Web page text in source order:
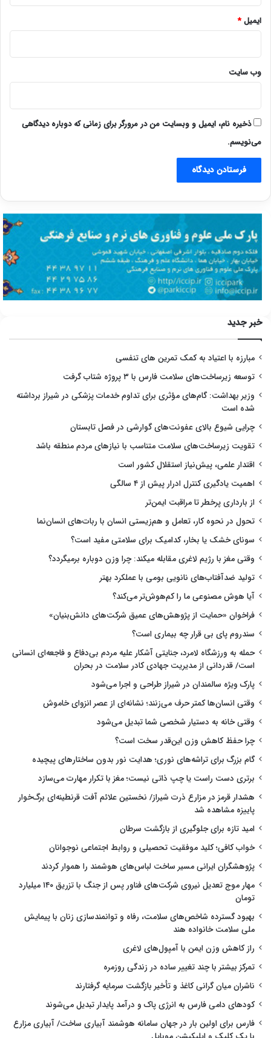
ایمیل*
وب‌ سایت
ذخیره نام، ایمیل و وبسایت من در مرورگر برای زمانی که دوباره دیدگاهی
می‌نویسم.
خبر جدید
مبارزه با اعتیاد به کمک تمرین های تنفسی
توسعه زیرساخت‌های سلامت فارس با ۳ پروژه شتاب گرفت
وزیر بهداشت: گام‌های مؤثری برای تداوم خدمات پزشکی در شیراز برداشته
شده است
چرایی شیوع بالای عفونت‌های گوارشی در فصل تابستان
تقویت زیرساخت‌های سلامت متناسب با نیازهای مردم منطقه باشد
اقتدار علمی، پیش‌نیاز استقلال کشور است
اهمیت یادگیری کنترل ادرار پیش از ۴ سالگی
از بارداری پرخطر تا مراقبت ایمن‌تر
تحول در نحوه کار، تعامل و هم‌زیستی انسان با ربات‌های انسان‌نما
سونای خشک یا بخار، کدامیک برای سلامتی مفید است؟
وقتی مغز با رژیم لاغری مقابله میکند: چرا وزن دوباره برمیگردد؟
تولید ضدآفتاب‌های نانویی بومی با عملکرد بهتر
آیا هوش مصنوعی ما را کم‌هوش‌تر می‌کند؟
فراخوان «حمایت از پژوهش‌های عمیق شرکت‌های دانش‌بنیان»
سندروم پای بی قرار چه بیماری است؟
حمله به ورزشگاه لامرد، جنایتی آشکار علیه مردم بی‌دفاع و فاجعه‌ای انسانی
است/ قدردانی از مدیریت جهادی کادر سلامت در بحران
پارک ویژه سالمندان در شیراز طراحی و اجرا می‌شود
وقتی انسان‌ها کمتر حرف می‌زنند؛ نشانه‌ای از عصر انزوای خاموش
وقتی خانه به دستیار شخصی شما تبدیل می‌شود
چرا حفظ کاهش وزن این‌قدر سخت است؟
گام بزرگ برای تراشه‌های نوری؛ هدایت نور بدون ساختارهای پیچیده
برتری دست راست یا چپ ذاتی نیست؛ مغز با تکرار مهارت می‌سازد
هشدار قرمز در مزارع ذرت شیراز/ نخستین علائم آفت قرنطینه‌ای برگ‌خوار
پاییزه مشاهده شد
امید تازه برای جلوگیری از بازگشت سرطان
خواب کافی؛ کلید موفقیت تحصیلی و روابط اجتماعی نوجوانان
پژوهشگران ایرانی مسیر ساخت لباس‌های هوشمند را هموار کردند
مهار موج تعدیل نیروی شرکت‌های فناور پس از جنگ با تزریق ۱۴۰ میلیارد
تومان
بهبود گسترده شاخص‌های سلامت، رفاه و توانمندسازی زنان با پیمایش
ملی سلامت خانواده هند
راز کاهش وزن ایمن با آمپول‌های لاغری
تمرکز بیشتر با چند تغییر ساده در زندگی روزمره
ناشران میان گرانی کاغذ و تأخیر بازگشت سرمایه گرفتارند
کودهای دامی فارس به انرژی پاک و درآمد پایدار تبدیل می‌شوند
فارس برای اولین بار در جهان سامانه هوشمند آبیاری ساخت/ آبیاری مزارع